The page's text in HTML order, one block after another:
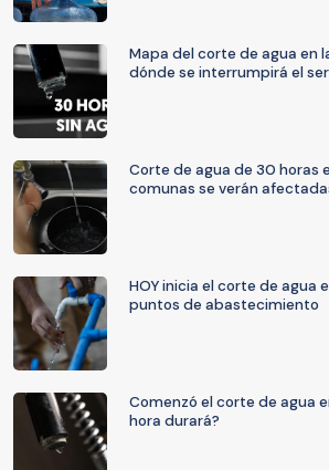
Mapa del corte de agua en
dónde se interrumpirá el
Corte de agua de 30 horas
comunas se verán
HOY inicia el corte de agua
puntos de abastecimiento
Comenzó el corte de agua
hora durará?